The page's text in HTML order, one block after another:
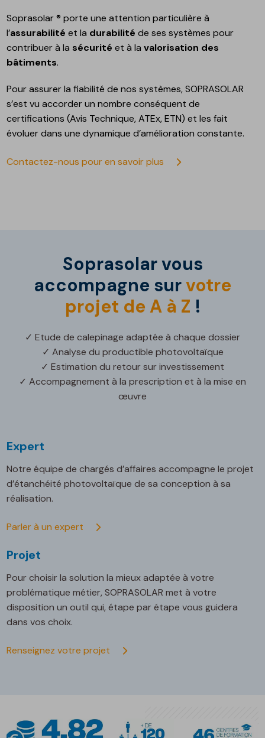
Soprasolar ® porte une attention particulière à
l’assurabilité et la durabilité de ses systèmes pour
contribuer à la sécurité et à lavalorisation des
bâtiments.
Pour assurer la fiabilité de nos systèmes, SOPRASOLAR
s’est vu accorder un nombre conséquent de
certifications (Avis Technique, ATEx, ETN) et les fait
évoluer dans une dynamique d’amélioration constante.
Contactez-nous pour en savoir plus
Soprasolar vous
accompagne survotre
projet de A à Z !
✓ Etude de calepinage adaptée à chaque dossier
✓ Analyse du productible photovoltaïque
✓ Estimation du retour sur investissement
✓ Accompagnement à la prescription et à la mise en
œuvre
Expert
Notre équipe de chargés d’affaires accompagne le projet
d’étanchéité photovoltaïque de sa conception à sa
réalisation.
Parler à un expert
Projet
Pour choisir la solution la mieux adaptée à votre
problématique métier, SOPRASOLAR met à votre
disposition un outil qui, étape par étape vous guidera
dans vos choix.
Renseignez votre projet